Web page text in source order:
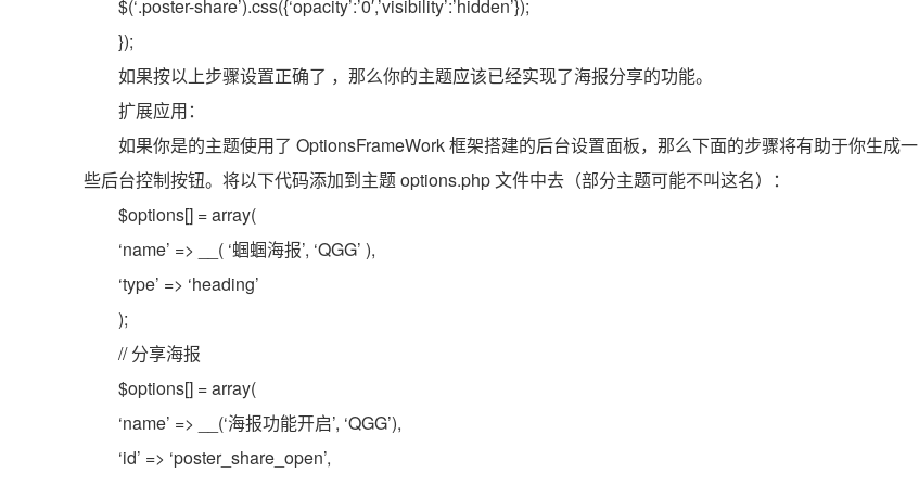
$(‘.poster-share’).css({‘opacity’:’0′,’visibility’:’hidden’});
});
如果按以上步骤设置正确了 ，那么你的主题应该已经实现了海报分享的功能。
扩展应用：
如果你是的主题使用了 OptionsFrameWork 框架搭建的后台设置面板，那么下面的步骤将有助于你生成一
些后台控制按钮。将以下代码添加到主题 options.php 文件中去（部分主题可能不叫这名）：
$options[] = array(
‘name’ => __( ‘蝈蝈海报’, ‘QGG’ ),
‘type’ => ‘heading’
);
// 分享海报
$options[] = array(
‘name’ => __(‘海报功能开启’, ‘QGG’),
‘id’ => ‘poster_share_open’,